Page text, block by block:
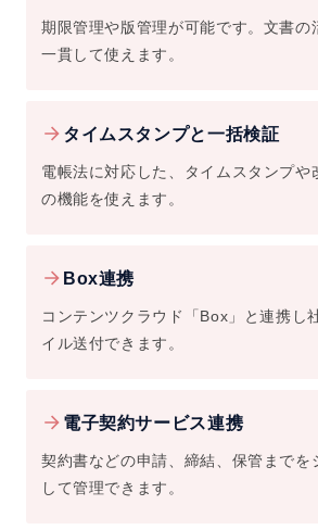
期限管理や版管理が可能です。文書の
一貫して使えます。
タイムスタンプと一括検証
電帳法に対応した、タイムスタンプや
の機能を使えます。
Box連携
コンテンツクラウド「Box」と連携し
イル送付できます。
電子契約サービス連携
契約書などの申請、締結、保管までを
して管理できます。